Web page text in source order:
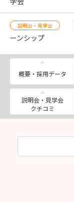
説明会・見学会
ーンシップ
概要・採用データ
説明会・見学会
クチコミ